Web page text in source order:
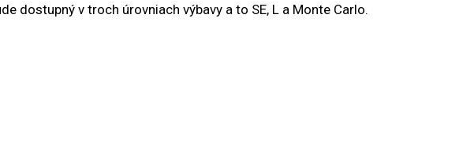
dostupný v troch úrovniach výbavy a to SE, L a Monte Carlo.